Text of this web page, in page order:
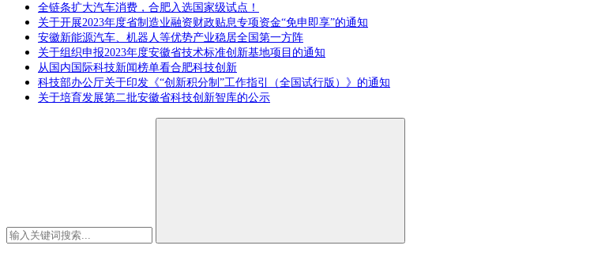
全链条扩大汽车消费，合肥入选国家级试点！
关于开展2023年度省制造业融资财政贴息专项资金“免申即享”的通知
安徽新能源汽车、机器人等优势产业稳居全国第一方阵
关于组织申报2023年度安徽省技术标准创新基地项目的通知
从国内国际科技新闻榜单看合肥科技创新
科技部办公厅关于印发《“创新积分制”工作指引（全国试行版）》的通知
关于培育发展第二批安徽省科技创新智库的公示